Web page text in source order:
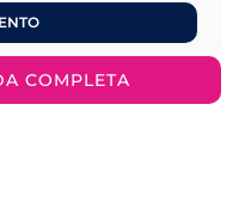
COMPLETA